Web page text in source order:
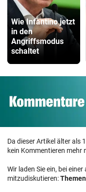
Wie Infantino jetzt
in den
Angriffsmodus
schaltet
Da dieser Artikel älter als
kein Kommentieren mehr
Wir laden Sie ein, bei
mitzudiskutieren: